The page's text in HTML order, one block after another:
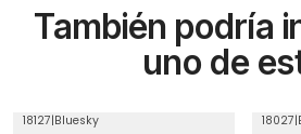
También podría
uno de
18127|Bluesky 18027|